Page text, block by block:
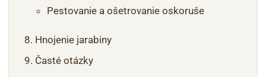
Pestovanie a ošetrovanie oskoruše
Hnojenie jarabiny
Časté otázky